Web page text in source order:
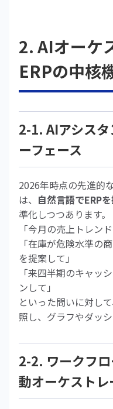
2. AIオーケ
ERPの中核
2-1. AIアシス
ーフェース
2026年時点の先進的
は、 自然言語でERP
準化しつつあります。
「今月の売上トレン
「在庫が危険水準の
を提案して」
「来四半期のキャッ
ンして」
といった問いに対し
照し、グラフやダッ
2-2. ワークフ
動オーケストレ